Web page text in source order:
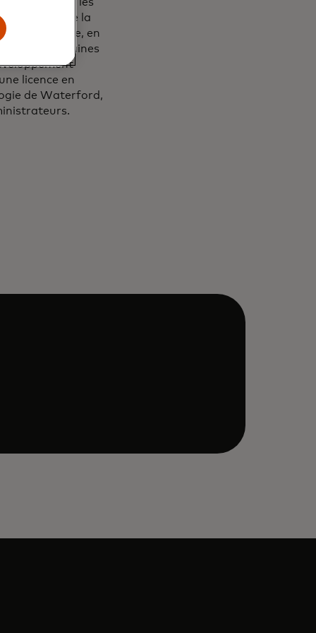
détail et de la
latine, en
les domaines
licence en
de Waterford,